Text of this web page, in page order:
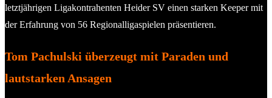
letztjährigen Ligakontrahenten Heider SV einen starken Keeper mit
der Erfahrung von 56 Regionalligaspielen präsentieren.
Tom Pachulski überzeugt mit Paraden und
lautstarken Ansagen